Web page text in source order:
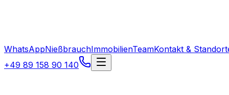
WhatsAppNießbrauchImmobilienTeamKontakt &
+49 89 158 90 140